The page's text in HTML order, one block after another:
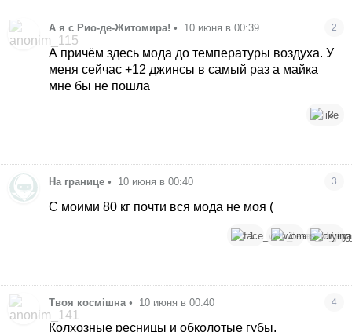
А я с Рио-де-Житомира! • 10 июня в 00:39 2
А причём здесь мода до температуры воздуха. У
меня сейчас +12 джинсы в самый раз а майка
мне бы не пошла
3
На границе • 10 июня в 00:40 3
С моими 80 кг почти вся мода не моя (
1 1 7
Твоя космішна • 10 июня в 00:40 4
Колхозные ресницы и обколотые губы.